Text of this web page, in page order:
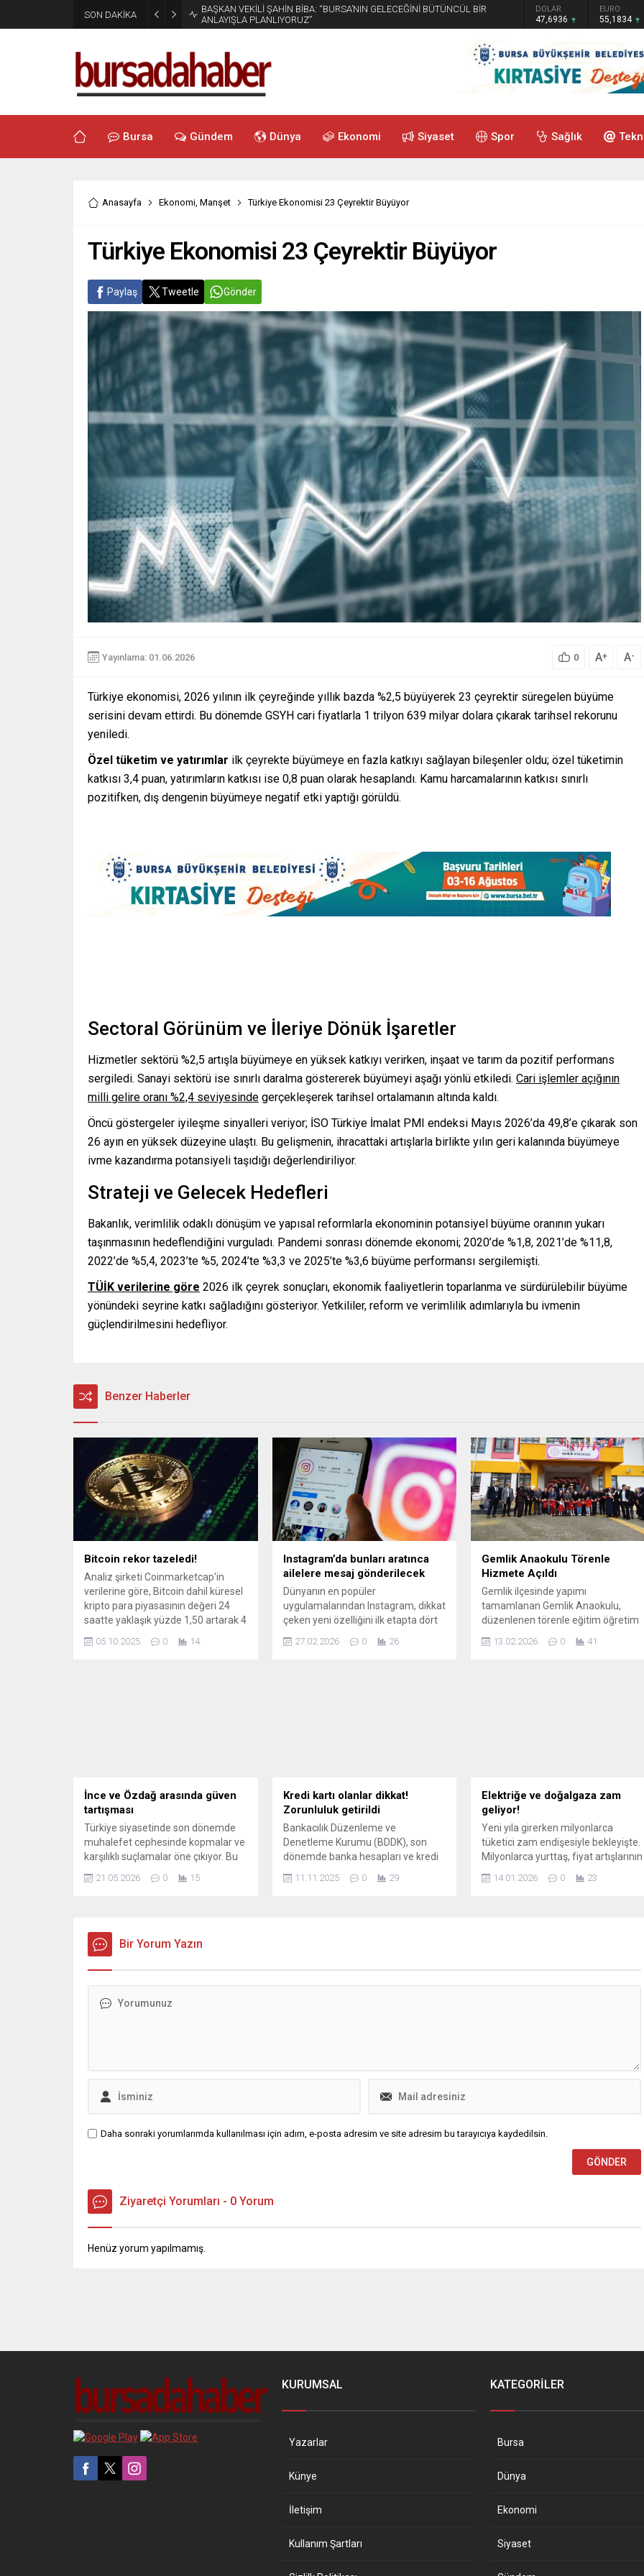
SON DAKİKA
BAŞKAN VEKİLİ ŞAHİN BİBA: “BURSA’NIN GELECEĞİNİ BÜTÜNCÜL BİR
ANLAYIŞLA PLANLIYORUZ”
GRAM ALTIN DOLAR
47,6936
EURO
55,1834
Bursa Gündem Dünya Ekonomi Siyaset Spor Sağlık
Anasayfa Ekonomi, Manşet Türkiye Ekonomisi 23 Çeyrektir Büyüyor
Türkiye Ekonomisi 23 Çeyrektir Büyüyor
Paylaş Tweetle Gönder
Yayınlama: 01.06.2026 0 A+ A-
Türkiye ekonomisi, 2026 yılının ilk çeyreğinde yıllık bazda %2,5 büyüyerek 23 çeyrektir süregelen büyüme
serisini devam ettirdi. Bu dönemde GSYH cari fiyatlarla 1 trilyon 639 milyar dolara çıkarak tarihsel rekorunu
yeniledi.
Özel tüketim ve yatırımlar ilk çeyrekte büyümeye en fazla katkıyı sağlayan bileşenler oldu; özel tüketimin
katkısı 3,4 puan, yatırımların katkısı ise 0,8 puan olarak hesaplandı. Kamu harcamalarının katkısı sınırlı
pozitifken, dış dengenin büyümeye negatif etki yaptığı görüldü.
Sectoral Görünüm ve İleriye Dönük İşaretler
Hizmetler sektörü %2,5 artışla büyümeye en yüksek katkıyı verirken, inşaat ve tarım da pozitif performans
sergiledi. Sanayi sektörü ise sınırlı daralma göstererek büyümeyi aşağı yönlü etkiledi. Cari işlemler açığının
milli gelire oranı %2,4 seviyesinde gerçekleşerek tarihsel ortalamanın altında kaldı.
Öncü göstergeler iyileşme sinyalleri veriyor; İSO Türkiye İmalat PMI endeksi Mayıs 2026’da 49,8’e çıkarak son
26 ayın en yüksek düzeyine ulaştı. Bu gelişmenin, ihracattaki artışlarla birlikte yılın geri kalanında büyümeye
ivme kazandırma potansiyeli taşıdığı değerlendiriliyor.
Strateji ve Gelecek Hedefleri
Bakanlık, verimlilik odaklı dönüşüm ve yapısal reformlarla ekonominin potansiyel büyüme oranının yukarı
taşınmasının hedeflendiğini vurguladı. Pandemi sonrası dönemde ekonomi; 2020’de %1,8, 2021’de %11,8,
2022’de %5,4, 2023’te %5, 2024’te %3,3 ve 2025’te %3,6 büyüme performansı sergilemişti.
TÜİK verilerine göre 2026 ilk çeyrek sonuçları, ekonomik faaliyetlerin toparlanma ve sürdürülebilir büyüme
yönündeki seyrine katkı sağladığını gösteriyor. Yetkililer, reform ve verimlilik adımlarıyla bu ivmenin
güçlendirilmesini hedefliyor.
Benzer Haberler
Bitcoin rekor tazeledi!
Analiz şirketi Coinmarketcap'in
verilerine göre, Bitcoin dahil küresel
kripto para piyasasının değeri 24
saatte yaklaşık yüzde 1,50 artarak 4
En büyük kripto para birimi olan
05.10.2025 0 14
Instagram’da bunları aratınca
ailelere mesaj gönderilecek
Dünyanın en popüler
uygulamalarından Instagram, dikkat
çeken yeni özelliğini ilk etapta dört
özelliğe göre intihar ile ilgili arama
27.02.2026 0 26
Gemlik Anaokulu Törenle
Hizmete Açıldı
Gemlik ilçesinde yapımı
tamamlanan Gemlik Anaokulu,
düzenlenen törenle eğitim öğretim
tarafından finanse edilen ve 8
13.02.2026 0 41
İnce ve Özdağ arasında güven
tartışması
Türkiye siyasetinde son dönemde
muhalefet cephesinde kopmalar ve
karşılıklı suçlamalar öne çıkıyor. Bu
kapsamda, geçmişte ittifak
görüşmeleri yapan ancak
Ümit Özdağ ile Muharrem İnce
arasındaki gerilim, karşılıklı
açıklamalarla alevlendi. Taraflar
duruşuna yönelik...
21.05.2026 0 15
Kredi kartı olanlar dikkat!
Zorunluluk getirildi
Bankacılık Düzenleme ve
Denetleme Kurumu (BDDK), son
dönemde banka hesapları ve kredi
kartları kullanılarak artan
dolandırıcılık vakalarını engellemek
11.11.2025 0 29
Elektriğe ve doğalgaza zam
geliyor!
Yeni yıla girerken milyonlarca
tüketici zam endişesiyle bekleyişte.
Milyonlarca yurttaş, fiyat artışlarının
hangi alanları etkileyeceğini
merakla bekliyor. Enerji
14.01.2026 0 23
Bir Yorum Yazın
Daha sonraki yorumlarımda kullanılması için adım, e-posta adresim ve site adresim bu tarayıcıya kaydedilsin.
Ziyaretçi Yorumları - 0 Yorum
Henüz yorum yapılmamış.
KURUMSAL
Yazarlar
Künye
İletişim
Kullanım Şartları
KATEGORİLER
Bursa
Dünya
Ekonomi
Siyaset